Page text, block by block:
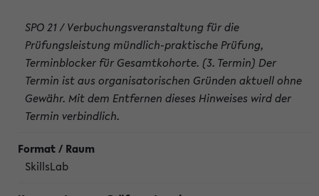
SPO 21 / Verbuchungsveranstaltung für die
Prüfungsleistung mündlich-praktische Prüfung,
Terminblocker für Gesamtkohorte. (3. Termin) Der
Termin ist aus organisatorischen Gründen aktuell ohne
Gewähr. Mit dem Entfernen dieses Hinweises wird der
Termin verbindlich.
SkillsLab